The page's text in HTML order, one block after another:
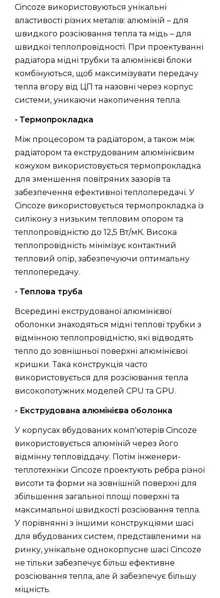
Cincoze використовуються унікальні
властивості різних металів: алюміній – для
швидкого розсіювання тепла та мідь – для
швидкої теплопровідності. При проектуванні
радіатора мідні трубки та алюмінієві блоки
комбінуються, щоб максимізувати передачу
тепла вгору від ЦП та назовні через корпус
системи, уникаючи накопичення тепла.
- Термопрокладка
Між процесором та радіатором, а також між
радіатором та екструдованим алюмінієвим
кожухом використовується термопрокладка
для зменшення повітряних зазорів та
забезпечення ефективної теплопередачі. У
Cincoze використовується термопрокладка із
силікону з низьким тепловим опором та
теплопровідністю до 12,5 Вт/мК. Висока
теплопровідність мінімізує контактний
тепловий опір, забезпечуючи оптимальну
теплопередачу.
- Теплова труба
Всередині екструдованої алюмінієвої
оболонки знаходяться мідні теплові трубки з
відмінною теплопровідністю, які відводять
тепло до зовнішньої поверхні алюмінієвої
кришки. Така конструкція часто
використовується для розсіювання тепла
високопотужних моделей CPU та GPU.
- Екструдована алюмінієва оболонка
У корпусах вбудованих комп'ютерів Cincoze
використовується алюміній через його
відмінну тепловіддачу. Потім інженери-
теплотехніки Cincoze проектують ребра різної
висоти та форми на зовнішній поверхні для
збільшення загальної площі поверхні та
максимальної швидкості розсіювання тепла.
У порівнянні з іншими конструкціями шасі
для вбудованих систем, представленими на
ринку, унікальне однокорпусне шасі Cincoze
не тільки забезпечує більш ефективне
розсіювання тепла, але й забезпечує більшу
міцність.